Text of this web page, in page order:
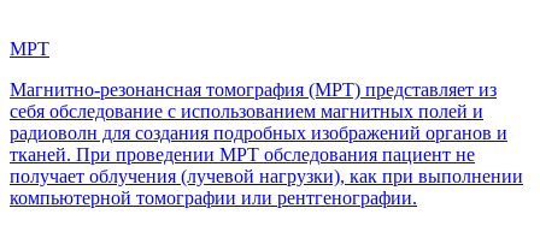
МРТ
Магнитно-резонансная томография (МРТ) представляет из
себя обследование с использованием магнитных полей и
радиоволн для создания подробных изображений органов и
тканей. При проведении МРТ обследования пациент не
получает облучения (лучевой нагрузки), как при выполнении
компьютерной томографии или рентгенографии.